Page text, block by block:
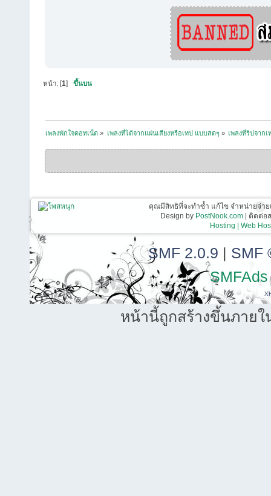
หน้า: [1]ขึ้นบน
เพลงพักใจดอทเน็ต » เพลงที่ได้จากแผ่นเสียงหรือเทป แบบสดๆ » เพลงที่ริปจาก
คุณมีสิทธิที่จะทำซ้ำ แก้ไข จำหน่ายจ่า
Design by PostNook.com| ติดต่อส
Hosting | Web
SMF 2.0.9 | SMF
SMFAds
หน้านี้ถูกสร้างขึ้นภายใ